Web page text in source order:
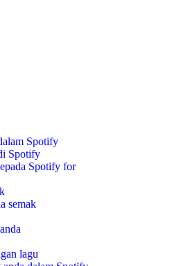
Spotify
Spotify
Spotify for
semak
lagu